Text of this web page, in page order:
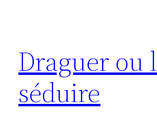
Draguer ou
séduire